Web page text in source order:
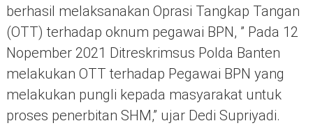
berhasil melaksanakan Oprasi Tangkap Tangan
(OTT) terhadap oknum pegawai BPN, ” Pada 12
Nopember 2021 Ditreskrimsus Polda Banten
melakukan OTT terhadap Pegawai BPN yang
melakukan pungli kepada masyarakat untuk
proses penerbitan SHM,” ujar Dedi Supriyadi.